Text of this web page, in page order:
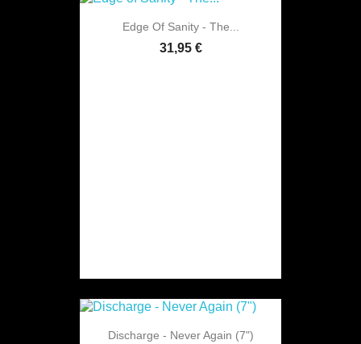
Edge Of Sanity - The...
31,95 €
Discharge - Never Again (7")